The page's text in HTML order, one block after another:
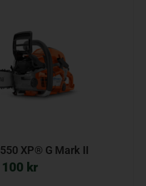
XP® G Mark II
kr